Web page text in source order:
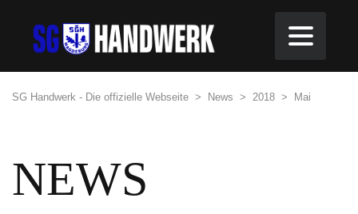
SG Handwerk - Die offizielle Webseite > News > 2018 > Mai
NEWS